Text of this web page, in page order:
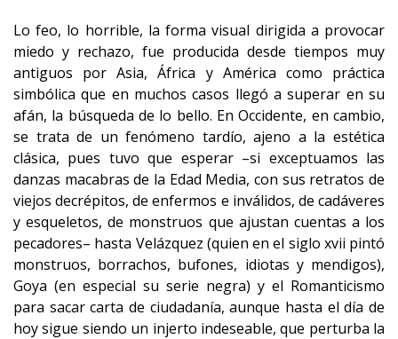
Lo feo, lo horrible, la forma visual dirigida a provocar
miedo y rechazo, fue producida desde tiempos muy
antiguos por Asia, África y América como práctica
simbólica que en muchos casos llegó a superar en su
afán, la búsqueda de lo bello. En Occidente, en cambio,
se trata de un fenómeno tardío, ajeno a la estética
clásica, pues tuvo que esperar –si exceptuamos las
danzas macabras de la Edad Media, con sus retratos de
viejos decrépitos, de enfermos e inválidos, de cadáveres
y esqueletos, de monstruos que ajustan cuentas a los
pecadores– hasta Velázquez (quien en el siglo xvii pintó
monstruos, borrachos, bufones, idiotas y mendigos),
Goya (en especial su serie negra) y el Romanticismo
para sacar carta de ciudadanía, aunque hasta el día de
hoy sigue siendo un injerto indeseable, que perturba la